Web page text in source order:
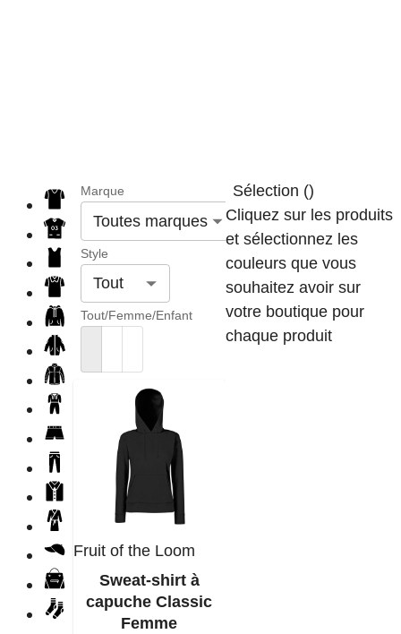
Marque
Toutes marques
Style
Tout
Tout/Femme/Enfant
Fruit of the Loom
Sweat-shirt à
capuche Classic
Femme
Sélection ()
Cliquez sur les produits
et sélectionnez les
couleurs que vous
souhaitez avoir sur
votre boutique pour
chaque produit